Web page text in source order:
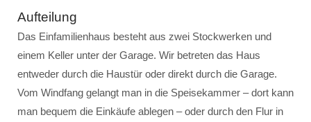
Aufteilung
Das Einfamilienhaus besteht aus zwei Stockwerken und
einem Keller unter der Garage. Wir betreten das Haus
entweder durch die Haustür oder direkt durch die Garage.
Vom Windfang gelangt man in die Speisekammer – dort kann
man bequem die Einkäufe ablegen – oder durch den Flur in